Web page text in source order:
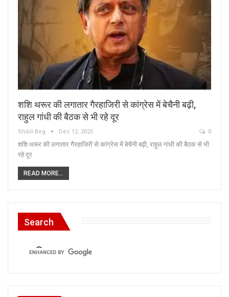
शशि थरूर की लगातार गैरहाजिरी से कांग्रेस में बेचैनी बढ़ी,
राहुल गांधी की बैठक से भी रहे दूर
Shibli Beg Dec 12, 2025 0
शशि थरूर की लगातार गैरहाजिरी से कांग्रेस में बेचैनी बढ़ी, राहुल गांधी की बैठक से भी
रहे दूर
READ MORE...
Search